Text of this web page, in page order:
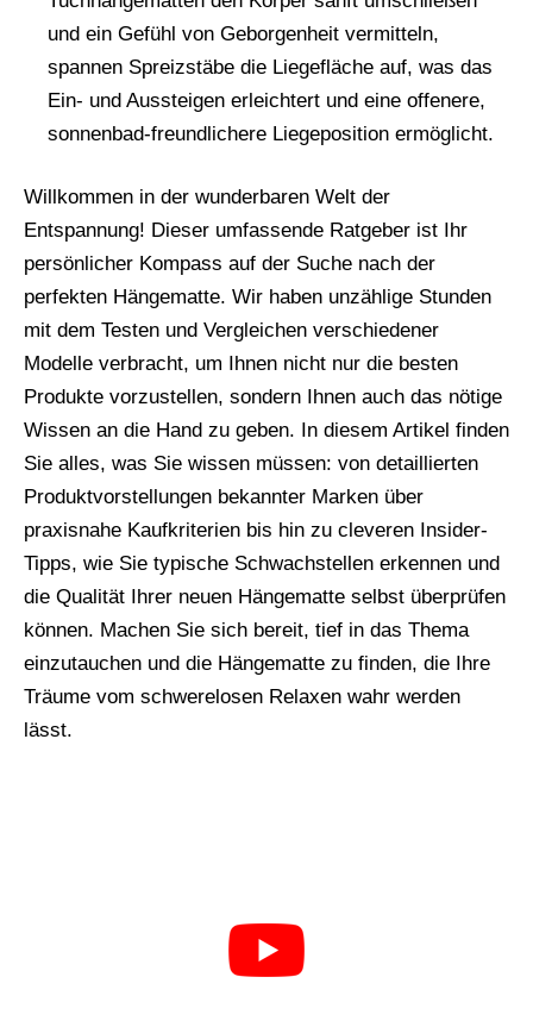
und ein Gefühl von Geborgenheit vermitteln,
spannen Spreizstäbe die Liegefläche auf, was das
Ein- und Aussteigen erleichtert und eine offenere,
sonnenbad-freundlichere Liegeposition ermöglicht.
Willkommen in der wunderbaren Welt der
Entspannung! Dieser umfassende Ratgeber ist Ihr
persönlicher Kompass auf der Suche nach der
perfekten Hängematte. Wir haben unzählige Stunden
mit dem Testen und Vergleichen verschiedener
Modelle verbracht, um Ihnen nicht nur die besten
Produkte vorzustellen, sondern Ihnen auch das nötige
Wissen an die Hand zu geben. In diesem Artikel finden
Sie alles, was Sie wissen müssen: von detaillierten
Produktvorstellungen bekannter Marken über
praxisnahe Kaufkriterien bis hin zu cleveren Insider-
Tipps, wie Sie typische Schwachstellen erkennen und
die Qualität Ihrer neuen Hängematte selbst überprüfen
können. Machen Sie sich bereit, tief in das Thema
einzutauchen und die Hängematte zu finden, die Ihre
Träume vom schwerelosen Relaxen wahr werden
lässt.